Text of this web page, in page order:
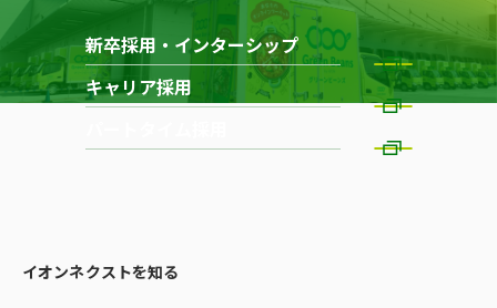
新卒採用・インターシップ
キャリア採用
イオンネクストを知る